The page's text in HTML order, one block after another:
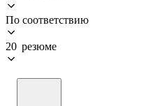
По соответствию
20 резюме